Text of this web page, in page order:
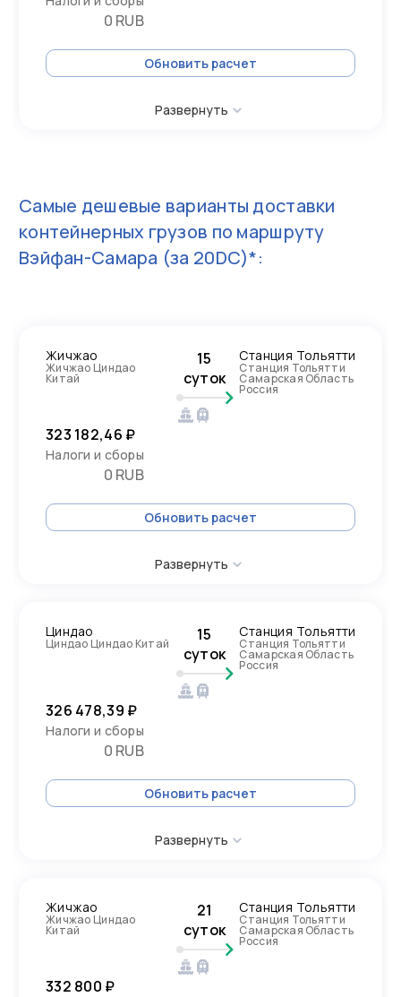
0 RUB
Обновить расчет
Развернуть
Самые дешевые варианты доставки
контейнерных грузов по маршруту
Вэйфан-Самара (за 20DC)*:
Жичжао
Жичжао Циндао
Китай
15
суток
Станция Тольятти
Станция Тольятти
Самарская Область
Россия
323 182,46 ₽
Налоги и сборы
0 RUB
Обновить расчет
Развернуть
Циндао
Циндао Циндао Китай
15
суток
Станция Тольятти
Станция Тольятти
Самарская Область
Россия
326 478,39 ₽
Налоги и сборы
0 RUB
Обновить расчет
Развернуть
Жичжао
Жичжао Циндао
Китай
21
суток
Станция Тольятти
Станция Тольятти
Самарская Область
Россия
332 800 ₽